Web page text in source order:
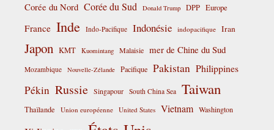
Corée du Nord Corée du Sud Donald Trump DPP Europe
France Inde Indo-Pacifique Indonésie indopacifique Iran
Japon KMT Kuomintang Malaisie mer de Chine du Sud
Mozambique Nouvelle-Zélande Pacifique Pakistan Philippines
Pékin Russie Singapour South China Sea Taiwan
Thaïlande Union européenne United States Vietnam Washington